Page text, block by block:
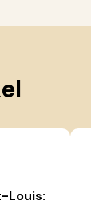
Louis: